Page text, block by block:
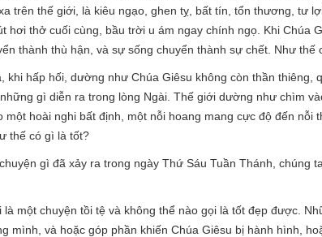
trên thế giới, là kiêu ngạo, ghen tỵ, bất tín, tổn thương, tư
hơi thở cuối cùng, bầu trời u ám ngay chính ngọ. Khi Chúa
thành thù hận, và sự sống chuyển thành sự chết. Như thế
khi hấp hối, dường như Chúa Giêsu không còn thần
gì diễn ra trong lòng Ngài. Thế giới dường như chìm
một hoài nghi bất định, một nỗi hoang mang cực độ đến nỗi
thế có gì là tốt?
gì đã xảy ra trong ngày Thứ Sáu Tuần Thánh, chúng
là một chuyện tồi tệ và không thể nào gọi là tốt đẹp được.
mình, và hoặc góp phần khiến Chúa Giêsu bị hành hình,